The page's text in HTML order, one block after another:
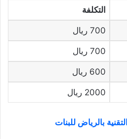
التكلفة
700 ريال
700 ريال
600 ريال
2000 ريال
بالرياض للبنات